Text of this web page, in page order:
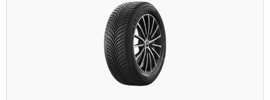
Toate tipurile (2)